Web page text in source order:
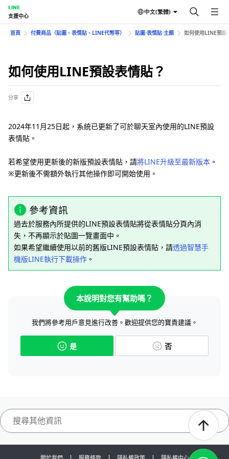
LINE
支援中心
中文(繁體)
首頁 付費商品（貼圖、表情貼、LINE代幣等） 貼圖⋅表情貼⋅主題 如何使用LINE預設
如何使用LINE預設表情貼？
分享
2024年11月25日起，系統已更新了可於聊天室內使用的LINE預設
表情貼。
若希望使用更新後的新版預設表情貼，請將LINE升級至最新版本 。
※更新後不需額外執行其他操作即可開始使用。
參考資訊
過去於服務內所提供的LINE預設表情貼將從表情貼分頁內消
失，不再顯示於貼圖一覽畫面中。
如果希望繼續使用以前的舊版LINE預設表情貼，請透過智慧手
機版LINE執行下載操作 。
本說明對您有幫助嗎？
我們將參考用戶意見進行改善。歡迎提供您的寶貴建議。
是 否